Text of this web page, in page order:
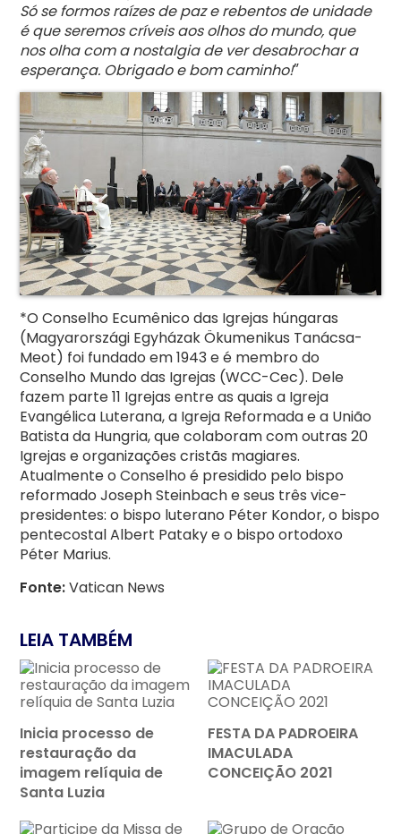
Só se formos raízes de paz e rebentos de unidade
é que seremos críveis aos olhos do mundo, que
nos olha com a nostalgia de ver desabrochar a
esperança. Obrigado e bom caminho!”
*O Conselho Ecumênico das Igrejas húngaras
(Magyarországi Egyházak Ökumenikus Tanácsa-
Meot) foi fundado em 1943 e é membro do
Conselho Mundo das Igrejas (WCC-Cec). Dele
fazem parte 11 Igrejas entre as quais a Igreja
Evangélica Luterana, a Igreja Reformada e a União
Batista da Hungria, que colaboram com outras 20
Igrejas e organizações cristãs magiares.
Atualmente o Conselho é presidido pelo bispo
reformado Joseph Steinbach e seus três vice-
presidentes: o bispo luterano Péter Kondor, o bispo
pentecostal Albert Pataky e o bispo ortodoxo
Péter Marius.
Fonte:Vatican News
LEIA TAMBÉM
Inicia processo de
restauração da
imagem relíquia de
Santa Luzia
FESTA DA PADROEIRA
IMACULADA
CONCEIÇÃO 2021